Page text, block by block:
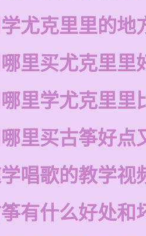
尤克里里的地
里买尤克里里
里学尤克里里
里买古筝好点
唱歌的教学视
有什么好处和